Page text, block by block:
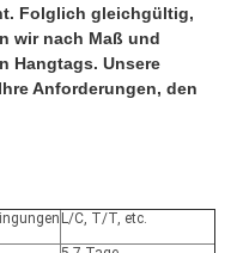
Folglich gleichgültig,
wir nach Maß und
Hangtags. Unsere
Anforderungen, den
L/C, T/T, etc.